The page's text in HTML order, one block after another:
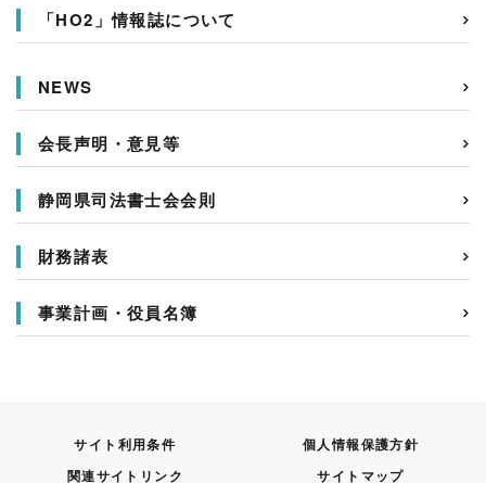
「HO2」情報誌について
NEWS
会長声明・意見等
静岡県司法書士会会則
財務諸表
事業計画・役員名簿
サイト利用条件
個人情報保護方針
関連サイトリンク
サイトマップ